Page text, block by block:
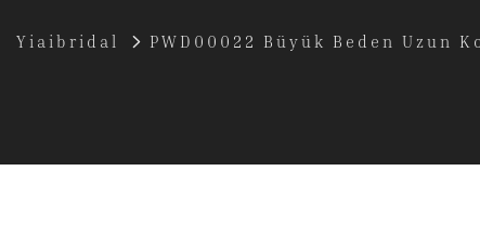
Yiaibridal PWD00022 Büyük Beden Uzun